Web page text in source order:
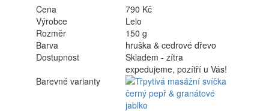
Cena
790 Kč
Výrobce
Lelo
Rozměr
150 g
Barva
hruška & cedrové dřevo
Dostupnost
Skladem - zítra
expedujeme, pozítří u Vás!
Barevné varianty